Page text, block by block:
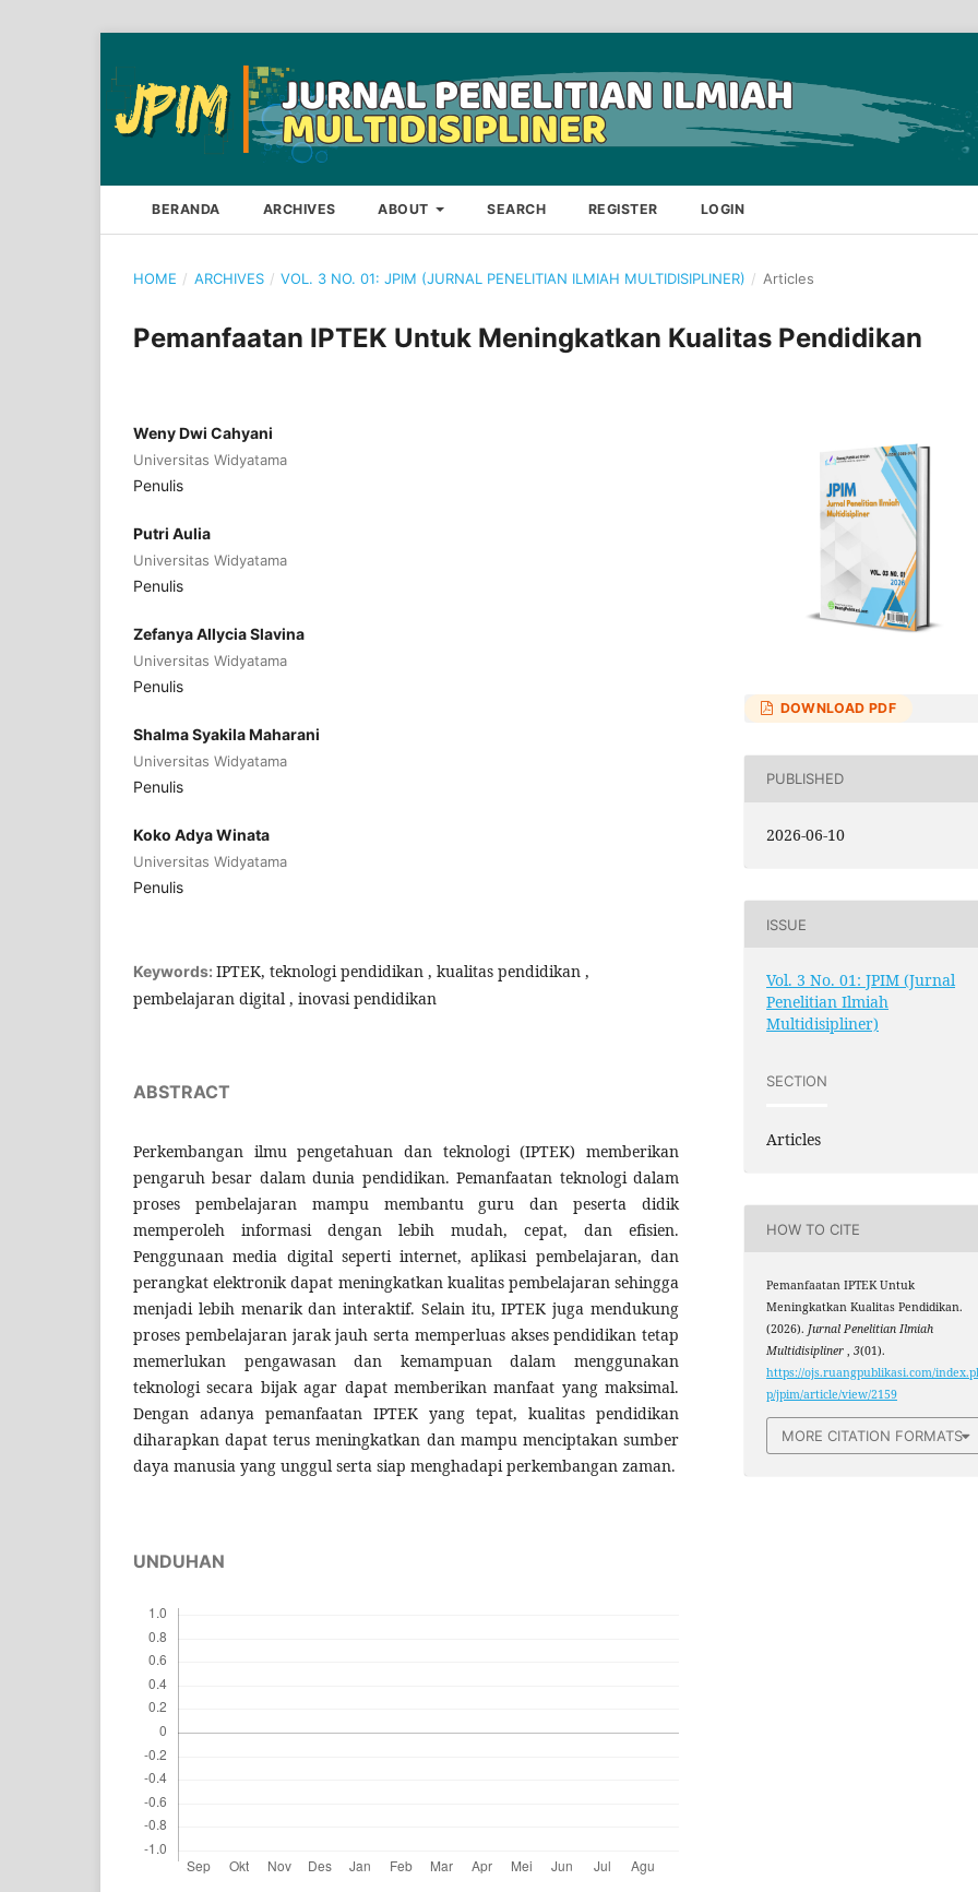
BERANDA ARCHIVES ABOUT SEARCH REGISTER LOGIN
HOME / ARCHIVES / VOL. 3 NO. 01: JPIM (JURNAL PENELITIAN ILMIAH MULTIDISIPLINER) / Articles
Pemanfaatan IPTEK Untuk Meningkatkan Kualitas Pendidikan
Weny Dwi Cahyani
Universitas Widyatama
Penulis
Putri Aulia
Universitas Widyatama
Penulis
Zefanya Allycia Slavina
Universitas Widyatama
Penulis
Shalma Syakila Maharani
Universitas Widyatama
Penulis
Koko Adya Winata
Universitas Widyatama
Penulis
Keywords: IPTEK, teknologi pendidikan , kualitas pendidikan ,
pembelajaran digital , inovasi pendidikan
ABSTRACT
Perkembangan ilmu pengetahuan dan teknologi (IPTEK) memberikan
pengaruh besar dalam dunia pendidikan. Pemanfaatan teknologi dalam
proses pembelajaran mampu membantu guru dan peserta didik
memperoleh informasi dengan lebih mudah, cepat, dan efisien.
Penggunaan media digital seperti internet, aplikasi pembelajaran, dan
perangkat elektronik dapat meningkatkan kualitas pembelajaran sehingga
menjadi lebih menarik dan interaktif. Selain itu, IPTEK juga mendukung
proses pembelajaran jarak jauh serta memperluas akses pendidikan tetap
memerlukan pengawasan dan kemampuan dalam menggunakan
teknologi secara bijak agar dapat memberikan manfaat yang maksimal.
Dengan adanya pemanfaatan IPTEK yang tepat, kualitas pendidikan
diharapkan dapat terus meningkatkan dan mampu menciptakan sumber
daya manusia yang unggul serta siap menghadapi perkembangan zaman.
UNDUHAN
DOWNLOAD PDF
PUBLISHED
2026-06-10
ISSUE
Vol. 3 No. 01: JPIM (Jurnal
Penelitian Ilmiah
Multidisipliner)
SECTION
Articles
HOW TO CITE
Pemanfaatan IPTEK Untuk
Meningkatkan Kualitas Pendidikan.
(2026).Jurnal Penelitian Ilmiah
Multidisipliner,3(01).
https://ojs.ruangpublikasi.com/
p/jpim/article/view/2159
MORE CITATION FORMATS